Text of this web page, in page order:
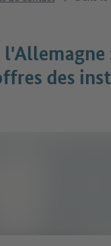
des